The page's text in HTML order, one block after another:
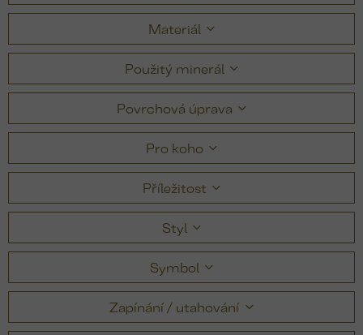
Materiál
Použitý minerál
Povrchová úprava
Pro koho
Příležitost
Styl
Symbol
Zapínání / utahování